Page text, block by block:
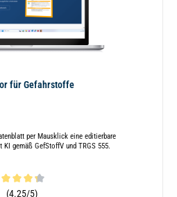
für Gefahrstoffe
per Mausklick eine editierbare
gemäß GefStoffV und TRGS 555.
4.3 von 5 Sternen
(4.25/5)